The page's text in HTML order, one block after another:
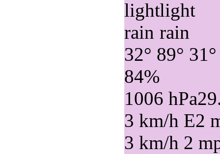
32° 89° 31°
84%
1006 hPa
3 km/h E2
3 km/h 2